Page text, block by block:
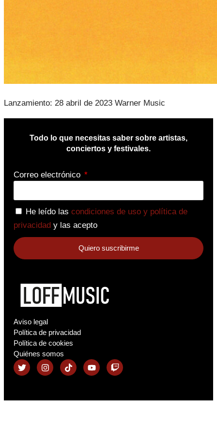
Lanzamiento: 28 abril de 2023 Warner Music
Todo lo que necesitas saber sobre artistas,
conciertos y festivales.
Correo electrónico
He leído las condiciones de uso y política de
privacidad y las acepto
Quiero suscribirme
Aviso legal
Política de privacidad
Política de cookies
Quiénes somos